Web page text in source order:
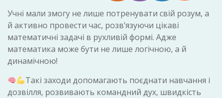
Учні мали змогу не лише потренувати свій розум, а
й активно провести час, розв’язуючи цікаві
математичні задачі в рухливій формі. Адже
математика може бути не лише логічною, а й
динамічною!
Такі заходи допомагають поєднати навчання і
дозвілля, розвивають командний дух, швидкість